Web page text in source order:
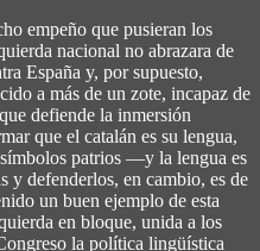
empeño que pusieran los
nacional no abrazara de
España y, por supuesto,
a más de un zote, incapaz de
defiende la inmersión
que el catalán es su lengua,
patrios ―y la lengua es
defenderlos, en cambio, es de
un buen ejemplo de esta
en bloque, unida a los
la política lingüística